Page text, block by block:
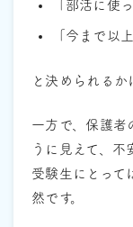
「部活に使
「今まで以
と決められるか
一方で、保護者
うに見えて、不
受験生にとって
然です。